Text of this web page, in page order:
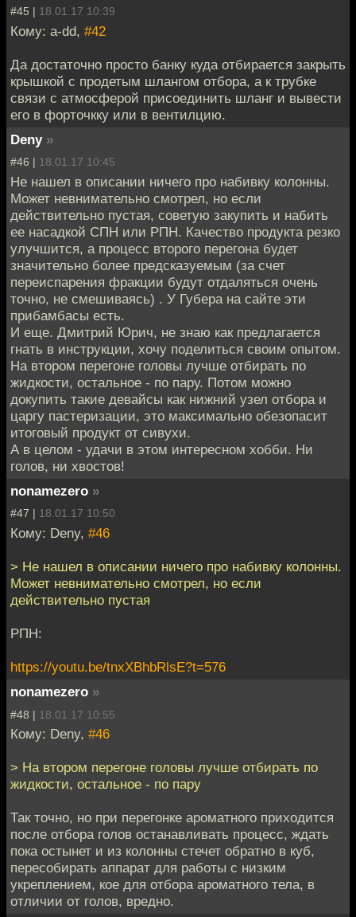
#45 | 18.01.17 10:39
Кому: a-dd, #42
Да достаточно просто банку куда отбирается закрыть
крышкой с продетым шлангом отбора, а к трубке
связи с атмосферой присоединить шланг и вывести
его в форточкку или в вентилцию.
Deny »
#46 | 18.01.17 10:45
Не нашел в описании ничего про набивку колонны.
Может невнимательно смотрел, но если
действительно пустая, советую закупить и набить
ее насадкой СПН или РПН. Качество продукта резко
улучшится, а процесс второго перегона будет
значительно более предсказуемым (за счет
переиспарения фракции будут отдаляться очень
точно, не смешиваясь) . У Губера на сайте эти
прибамбасы есть.
И еще. Дмитрий Юрич, не знаю как предлагается
гнать в инструкции, хочу поделиться своим опытом.
На втором перегоне головы лучше отбирать по
жидкости, остальное - по пару. Потом можно
докупить такие девайсы как нижний узел отбора и
царгу пастеризации, это максимально обезопасит
итоговый продукт от сивухи.
А в целом - удачи в этом интересном хобби. Ни
голов, ни хвостов!
nonamezero »
#47 | 18.01.17 10:50
Кому: Deny, #46
> Не нашел в описании ничего про набивку колонны.
Может невнимательно смотрел, но если
действительно пустая
РПН:
https://youtu.be/tnxXBhbRlsE?t=576
nonamezero »
#48 | 18.01.17 10:55
Кому: Deny, #46
> На втором перегоне головы лучше отбирать по
жидкости, остальное - по пару
Так точно, но при перегонке ароматного приходится
после отбора голов останавливать процесс, ждать
пока остынет и из колонны стечет обратно в куб,
пересобирать аппарат для работы с низким
укреплением, кое для отбора ароматного тела, в
отличии от голов, вредно.